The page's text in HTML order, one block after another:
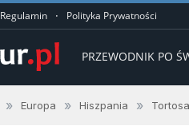
Regulamin · Polityka Prywatności
PRZEWODNIK PO
» Europa » Hiszpania » Tortosa